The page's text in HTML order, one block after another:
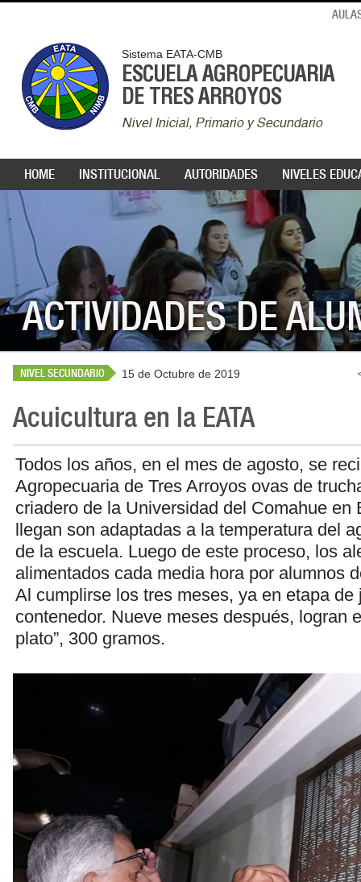
Sistema EATA-CMB
ESCUELA AGROPECUARIA
DE TRES ARROYOS
Nivel Inicial, Primario y Secundario
HOME INSTITUCIONAL AUTORIDADES NIVELES
ACTIVIDADES DE
NIVEL SECUNDARIO 15 de Octubre de 2019
Acuicultura en la EATA
Todos los años, en el mes de agosto, se
Agropecuaria de Tres Arroyos ovas de
criadero de la Universidad del Comahue en
llegan son adaptadas a la temperatura del
de la escuela. Luego de este proceso, los
alimentados cada media hora por alumnos
Al cumplirse los tres meses, ya en etapa de
contenedor. Nueve meses después, logran
plato”, 300 gramos.